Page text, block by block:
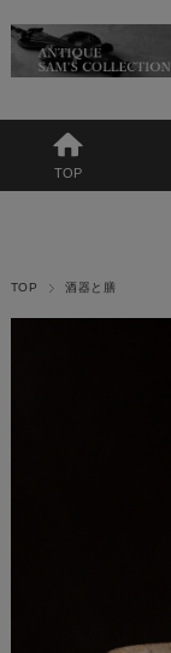
TOP
TOP 酒器と膳